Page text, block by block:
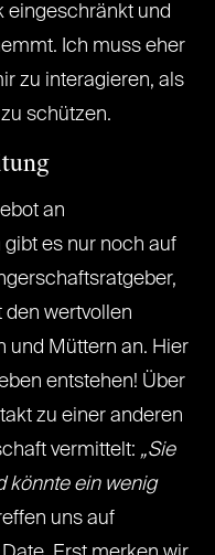
eingeschränkt und
Ich muss eher
zu interagieren, als
schützen.
an
es nur noch auf
wertvollen
und Müttern an. Hier
entstehen! Über
zu einer anderen
vermittelt: „Sie
könnte ein wenig
uns auf